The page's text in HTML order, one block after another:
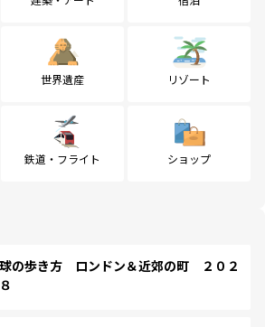
世界遺産 リゾート
鉄道・フライト ショップ
の歩き方 ロンドン＆近郊の町 ２０２